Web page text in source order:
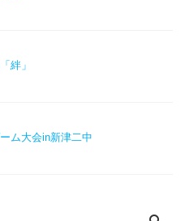
絆」
ム大会in新津二中